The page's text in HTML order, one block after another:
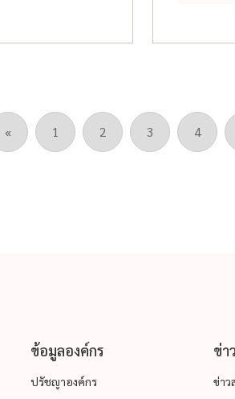
าง Samurai Curry
กุศลทั้งหมด
บางปะอิน
« 1 2 3 4
ข้อมูลองค์กร
ปรัชญาองค์กร
ข่า
ข่าว